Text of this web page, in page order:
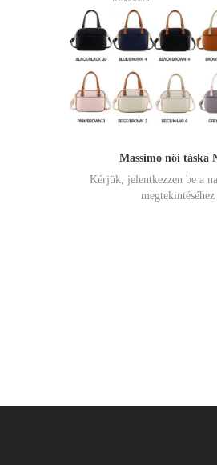
Massimo női táska
Kérjük, jelentkezzen be a
megtekintéséhez